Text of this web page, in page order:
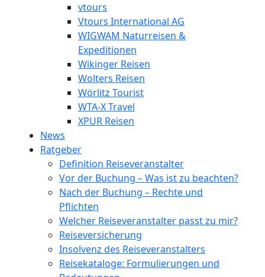
vtours
Vtours International AG
WIGWAM Naturreisen &
Expeditionen
Wikinger Reisen
Wolters Reisen
Wörlitz Tourist
WTA-X Travel
XPUR Reisen
News
Ratgeber
Definition Reiseveranstalter
Vor der Buchung – Was ist zu beachten?
Nach der Buchung – Rechte und
Pflichten
Welcher Reiseveranstalter passt zu mir?
Reiseversicherung
Insolvenz des Reiseveranstalters
Reisekataloge: Formulierungen und